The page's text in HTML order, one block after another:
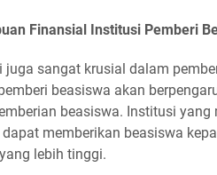
Finansial Institusi Pemberi
juga sangat krusial dalam
beasiswa akan
beasiswa. Institusi
memberikan beasiswa
lebih tinggi.